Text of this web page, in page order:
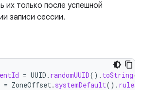
их только после успешной
записи сессии.
= UUID . randomUUID(). toString()
= ZoneOffset. systemDefault(). rules